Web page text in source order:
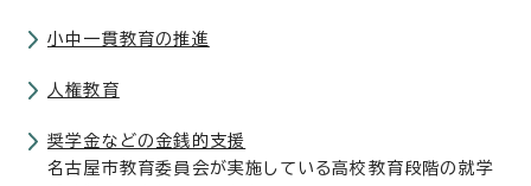
小中一貫教育の推進
人権教育
奨学金などの金銭的支援
名古屋市教育委員会が実施している高校教育段階の就学